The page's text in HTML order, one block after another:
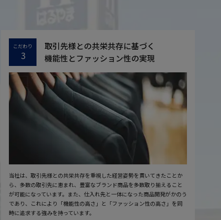
こだわり
3
取引先様との共栄共存に基づく
機能性とファッション性の実現
当社は、取引先様との共栄共存を重視した経営姿勢を貫いてきたことか
ら、多数の取引先に恵まれ、豊富なブランド商品を多数取り揃えること
が可能になっています。また、仕入れ先と一体になった商品開発がかのう
であり、これにより「機能性の高さ」と「ファッション性の高さ」を同
時に追求する強みを持っています。